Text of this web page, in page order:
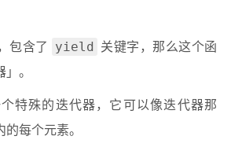
包含了 yield
关键字，那么这个函
。
特殊的迭代器，它可以像迭代器那
每个元素。